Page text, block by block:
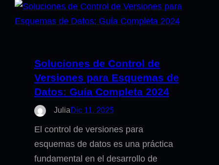
Soluciones de Control de
Versiones para Esquemas de
Datos: Guía Completa 2024
JuliaDic 11, 2025
El control de versiones para
esquemas de datos es una práctica
fundamental en el desarrollo de